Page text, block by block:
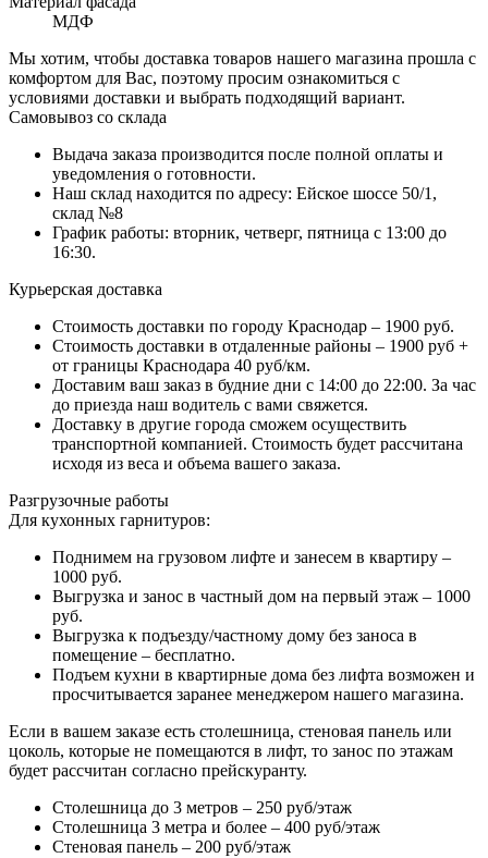
МДФ
Мы хотим, чтобы доставка товаров нашего магазина прошла с
комфортом для Вас, поэтому просим ознакомиться с
условиями доставки и выбрать подходящий вариант.
Самовывоз со склада
Выдача заказа производится после полной оплаты и
уведомления о готовности.
Наш склад находится по адресу: Ейское шоссе 50/1,
склад №8
График работы: вторник, четверг, пятница с 13:00 до
16:30.
Курьерская доставка
Стоимость доставки по городу Краснодар – 1900 руб.
Стоимость доставки в отдаленные районы – 1900 руб +
от границы Краснодара 40 руб/км.
Доставим ваш заказ в будние дни с 14:00 до 22:00. За час
до приезда наш водитель с вами свяжется.
Доставку в другие города сможем осуществить
транспортной компанией. Стоимость будет рассчитана
исходя из веса и объема вашего заказа.
Разгрузочные работы
Для кухонных гарнитуров:
Поднимем на грузовом лифте и занесем в квартиру –
1000 руб.
Выгрузка и занос в частный дом на первый этаж – 1000
руб.
Выгрузка к подъезду/частному дому без заноса в
помещение – бесплатно.
Подъем кухни в квартирные дома без лифта возможен и
просчитывается заранее менеджером нашего магазина.
Если в вашем заказе есть столешница, стеновая панель или
цоколь, которые не помещаются в лифт, то занос по этажам
будет рассчитан согласно прейскуранту.
Столешница до 3 метров – 250 руб/этаж
Столешница 3 метра и более – 400 руб/этаж
Стеновая панель – 200 руб/этаж